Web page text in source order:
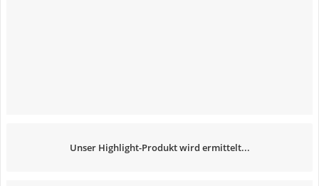
Unser Highlight-Produkt wird ermittelt...